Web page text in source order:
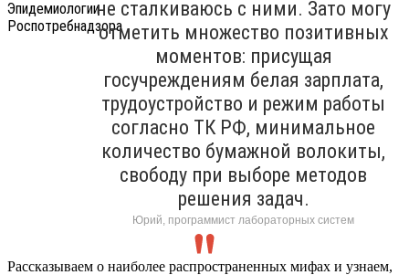
не сталкиваюсь с ними. Зато могу
отметить множество позитивных
моментов: присущая
госучреждениям белая зарплата,
трудоустройство и режим работы
согласно ТК РФ, минимальное
количество бумажной волокиты,
свободу при выборе методов
решения задач.
Юрий, программист лабораторных систем
Рассказываем о наиболее распространенных мифах и узнаем,